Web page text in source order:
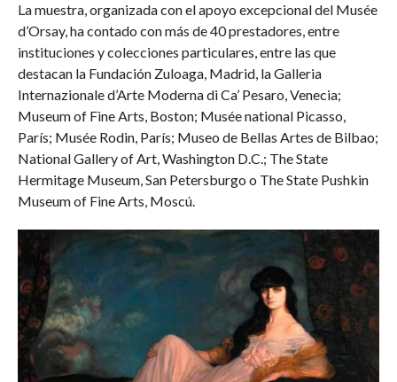
La muestra, organizada con el apoyo excepcional del Musée
d’Orsay, ha contado con más de 40 prestadores, entre
instituciones y colecciones particulares, entre las que
destacan la Fundación Zuloaga, Madrid, la Galleria
Internazionale d’Arte Moderna di Ca’ Pesaro, Venecia;
Museum of Fine Arts, Boston; Musée national Picasso,
París; Musée Rodin, París; Museo de Bellas Artes de Bilbao;
National Gallery of Art, Washington D.C.; The State
Hermitage Museum, San Petersburgo o The State Pushkin
Museum of Fine Arts, Moscú.